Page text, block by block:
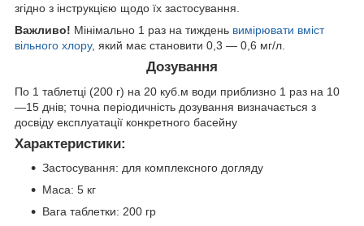
згідно з інструкцією щодо їх застосування.
Важливо! Мінімально 1 раз на тиждень вимірювати вміст
вільного хлору, який має становити 0,3 — 0,6 мг/л.
Дозування
По 1 таблетці (200 г) на 20 куб.м води приблизно 1 раз на 10
—15 днів; точна періодичність дозування визначається з
досвіду експлуатації конкретного басейну
Характеристики:
Застосування: для комплексного догляду
Маса: 5 кг
Вага таблетки: 200 гр